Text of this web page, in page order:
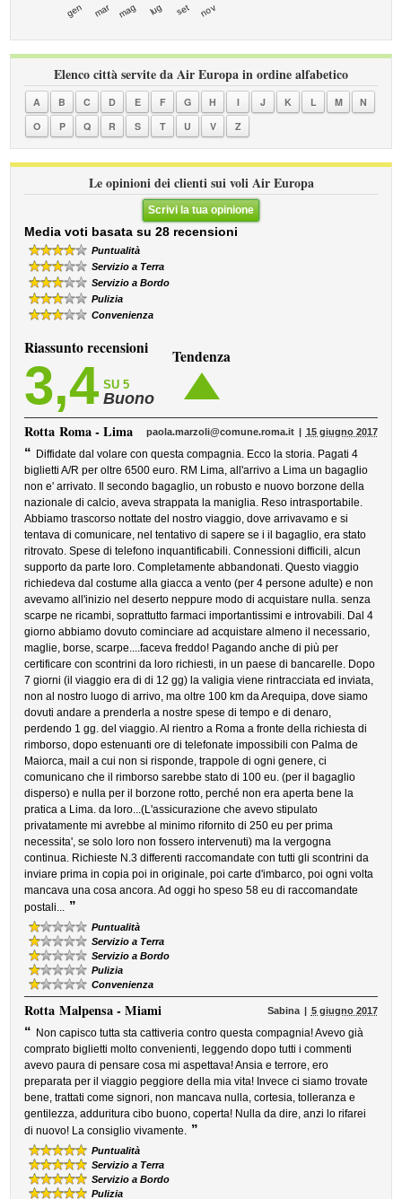
gen mar mag lug set nov
Elenco città servite da Air Europa in ordine alfabetico
A B C D E F G H I J K L M
N
O
P Q R S T U V Z
Le opinioni dei clienti sui voli Air Europa
Scrivi la tua opinione
Media voti basata su 28 recensioni
Puntualità
Servizio a Terra
Servizio a Bordo
Pulizia
Convenienza
Riassunto recensioni
3,4 SU 5
Buono
Tendenza
RottaRoma - Lima paola.marzoli@comune.roma.it 15 giugno 2017
“ Diffidate dal volare con questa compagnia. Ecco la storia. Pagati 4
biglietti A/R per oltre 6500 euro. RM Lima, all'arrivo a Lima un bagaglio
non e' arrivato. Il secondo bagaglio, un robusto e nuovo borzone della
nazionale di calcio, aveva strappata la maniglia. Reso intrasportabile.
Abbiamo trascorso nottate del nostro viaggio, dove arrivavamo e si
tentava di comunicare, nel tentativo di sapere se i il bagaglio, era stato
ritrovato. Spese di telefono inquantificabili. Connessioni difficili, alcun
supporto da parte loro. Completamente abbandonati. Questo viaggio
richiedeva dal costume alla giacca a vento (per 4 persone adulte) e non
avevamo all'inizio nel deserto neppure modo di acquistare nulla. senza
scarpe ne ricambi, soprattutto farmaci importantissimi e introvabili. Dal 4
giorno abbiamo dovuto cominciare ad acquistare almeno il necessario,
maglie, borse, scarpe....faceva freddo! Pagando anche di più per
certificare con scontrini da loro richiesti, in un paese di bancarelle. Dopo
7 giorni (il viaggio era di di 12 gg) la valigia viene rintracciata ed inviata,
non al nostro luogo di arrivo, ma oltre 100 km da Arequipa, dove siamo
dovuti andare a prenderla a nostre spese di tempo e di denaro,
perdendo 1 gg. del viaggio. Al rientro a Roma a fronte della richiesta di
rimborso, dopo estenuanti ore di telefonate impossibili con Palma de
Maiorca, mail a cui non si risponde, trappole di ogni genere, ci
comunicano che il rimborso sarebbe stato di 100 eu. (per il bagaglio
disperso) e nulla per il borzone rotto, perché non era aperta bene la
pratica a Lima. da loro...(L'assicurazione che avevo stipulato
privatamente mi avrebbe al minimo rifornito di 250 eu per prima
necessita', se solo loro non fossero intervenuti) ma la vergogna
continua. Richieste N.3 differenti raccomandate con tutti gli scontrini da
inviare prima in copia poi in originale, poi carte d'imbarco, poi ogni volta
mancava una cosa ancora. Ad oggi ho speso 58 eu di raccomandate
postali... ”
Puntualità
Servizio a Terra
Servizio a Bordo
Pulizia
Convenienza
RottaMalpensa - Miami Sabina 5 giugno 2017
“ Non capisco tutta sta cattiveria contro questa compagnia! Avevo già
comprato biglietti molto convenienti, leggendo dopo tutti i commenti
avevo paura di pensare cosa mi aspettava! Ansia e terrore, ero
preparata per il viaggio peggiore della mia vita! Invece ci siamo trovate
bene, trattati come signori, non mancava nulla, cortesia, tolleranza e
gentilezza, adduritura cibo buono, coperta! Nulla da dire, anzi lo rifarei
di nuovo! La consiglio vivamente. ”
Puntualità
Servizio a Terra
Servizio a Bordo
Pulizia